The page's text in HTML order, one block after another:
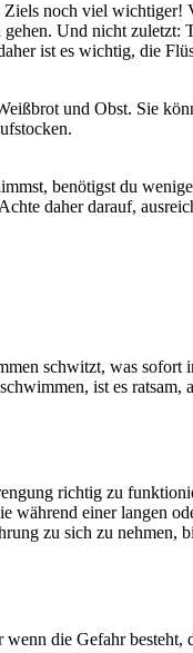
noch viel wichtiger!
Und nicht zuletzt:
ist es wichtig, die
und Obst. Sie
benötigst du
daher darauf,
schwitzt, was sofort
ist es
richtig zu
während einer langen
zu sich zu nehmen,
die Gefahr besteht,